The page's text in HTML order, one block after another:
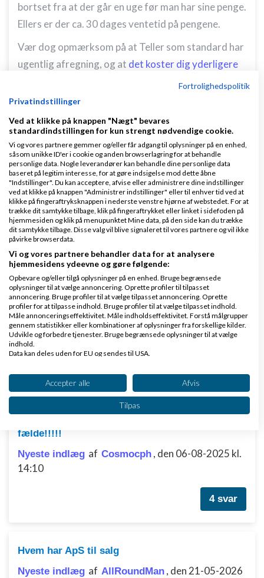
bortset fra at der går en uge før man har sine penge.
Ellers er der ca. 30 dages ventetid på pengene.
Vær dog opmærksom på at Teller som standard har
ugentlig afregning, og at det koster dig yderligere
at have denne "service". Dvs. du skal gøre noget
aktivt for at lave det om til 30 dage og dermed
gratis, hvis det er den løsning du ønsker. At det
skulle være mere tiltrækkende end at lave en
individuel aftale, er selvfølgelig en smagssag.
Vi har det bedst med at vores penge står på vores
konto, og at det ikke skal koste ekstra :o)
Svar
Samsung Galaxy S5 cover
Side 1 ud af 1 (5 indlæg)
Tilbage til toppen
fælde!!!!!
Nyeste indlæg af Cosmocph , den 06-08-2025 kl.
14:10
4 svar
Hvem har ApS til salg
Nyeste indlæg af AllRoundMan , den 21-05-2026
Fortrolighedspolitik
Privatindstillinger
Ved at klikke på knappen "Nægt" bevares
standardindstillingen for kun strengt nødvendige cookie.
Vi og vores partnere gemmer og/eller får adgang til oplysninger på en enhed,
såsom unikke ID'er i cookie og anden browserlagring for at behandle
personlige data. Nogle leverandører kan behandle dine personlige data
baseret på legitim interesse, for at gøre indsigelse mod dette åbne
"Indstillinger". Du kan acceptere, afvise eller administrere dine indstillinger
ved at klikke på knappen "Administrer indstillinger" eller til enhver tid ved at
klikke på fingeraftryksknappen i nederste venstre hjørne af webstedet. For at
trække dit samtykke tilbage, klik på fingeraftrykket eller linket i sidefoden på
hjemmesiden og klik på menupunktet Mine data, på den side kan du trække
dit samtykke tilbage. Disse valg vil blive signaleret til vores partnere og vil ikke
påvirke browserdata.
Vi og vores partnere behandler data for at analysere
hjemmesidens ydeevne og gøre følgende:
Opbevare og/eller tilgå oplysninger på en enhed. Bruge begrænsede
oplysninger til at vælge annoncering. Oprette profiler til tilpasset
annoncering. Bruge profiler til at vælge tilpasset annoncering. Oprette
profiler for at tilpasse indhold. Bruge profiler til at vælge tilpasset indhold.
Måle annonceringseffektivitet. Måle indholdseffektivitet. Forstå målgrupper
gennem statistikker eller kombinationer af oplysninger fra forskellige kilder.
Udvikle og forbedre tjenester. Bruge begrænsede oplysninger til at vælge
indhold.
Data kan deles uden for EU og sendes til USA.
Se partnerliste (2 IAB-leverandører)
Vi bruger dine data til følgende formål:
IAB's behandlingsformål:
Opbevare og/eller tilgå oplysninger på en
Bruge begrænsede oplysninger til at vælge
annoncering
Oprette profiler for at tilpasse indhold
Accepter alle Afvis
Tilpas